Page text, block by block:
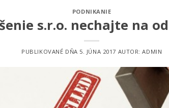
PODNIKANIE
s.r.o. nechajte na
PUBLIKOVANÉ DŇA 5. JÚNA 2017 AUTOR:ADMIN